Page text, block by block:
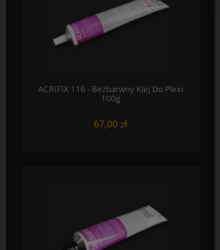
ACRIFIX 116 - Bezbarwny Klej Do Plexi
100g
67,00 zł